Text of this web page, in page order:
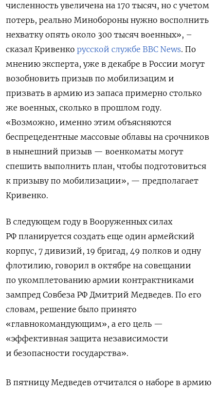
численность увеличена на 170 тысяч, но с учетом
потерь, реально Минобороны нужно восполнить
нехватку опять около 300 тысяч военных», –
сказал Кривенко русской службе BBC News. По
мнению эксперта, уже в декабре в России могут
возобновить призыв по мобилизацим и
призвать в армию из запаса примерно столько
же военных, сколько в прошлом году.
«Возможно, именно этим объясняются
беспрецедентные массовые облавы на срочников
в нынешний призыв — военкоматы могут
спешить выполнить план, чтобы подготовиться
к призыву по мобилизации», — предполагает
Кривенко.
В следующем году в Вооруженных силах
РФ планируется создать еще один армейский
корпус, 7 дивизий, 19 бригад, 49 полков и одну
флотилию, говорил в октябре на совещании
по укомплетованию армии контрактниками
зампред Совбеза РФ Дмитрий Медведев. По его
словам, решение было принято
«главнокомандующим», а его цель —
«эффективная защита независимости
и безопасности государства».
В пятницу Медведев отчитался о наборе в армию